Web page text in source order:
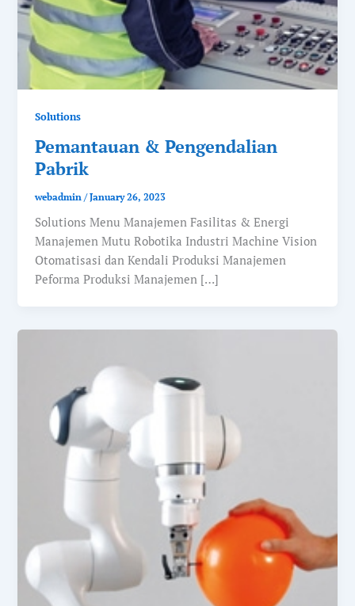
Solutions
Pemantauan & Pengendalian
Pabrik
webadmin/January 26, 2023
Solutions Menu Manajemen Fasilitas & Energi
Manajemen Mutu Robotika Industri Machine Vision
Otomatisasi dan Kendali Produksi Manajemen
Peforma Produksi Manajemen […]